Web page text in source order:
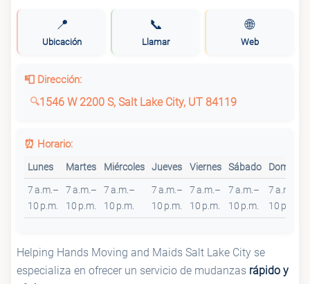
📍
Ubicación
📞
Llamar
🌐
Web
📮 Dirección:
1546 W 2200 S, Salt Lake City, UT 84119
⏰ Horario:
Lunes Martes Miércoles Jueves Viernes Sábado Domingo
7 a.m.–
10 p.m.
7 a.m.–
10 p.m.
7 a.m.–
10 p.m.
7 a.m.–
10 p.m.
7 a.m.–
10 p.m.
7 a.m.–
10 p.m.
7 a.m.–
10 p.m.
Helping Hands Moving and Maids Salt Lake City se
especializa en ofrecer un servicio de mudanzas rápido y